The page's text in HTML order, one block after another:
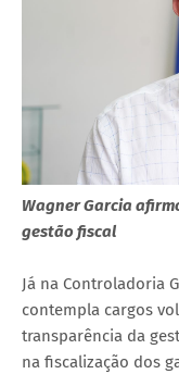
Wagner Garcia
gestão fiscal
Já na Controladoria
contempla cargos
transparência da
na fiscalização dos